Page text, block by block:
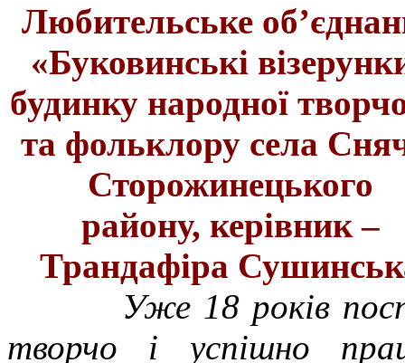
Любительське
«Буковинські
будинку народної
та фольклору села
Сторожинецького
району, керівник –
Трандафіра
Уже 18 років
творчо і успішно